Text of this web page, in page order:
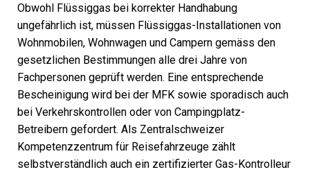
Obwohl Flüssiggas bei korrekter Handhabung
ungefährlich ist, müssen Flüssiggas-Installationen von
Wohnmobilen, Wohnwagen und Campern gemäss den
gesetzlichen Bestimmungen alle drei Jahre von
Fachpersonen geprüft werden. Eine entsprechende
Bescheinigung wird bei der MFK sowie sporadisch auch
bei Verkehrskontrollen oder von Campingplatz-
Betreibern gefordert. Als Zentralschweizer
Kompetenzzentrum für Reisefahrzeuge zählt
selbstverständlich auch ein zertifizierter Gas-Kontrolleur